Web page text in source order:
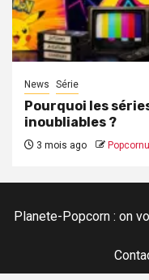
News Série
Pourquoi les
inoubliables ?
3 mois ago
Planete-Popcorn : on